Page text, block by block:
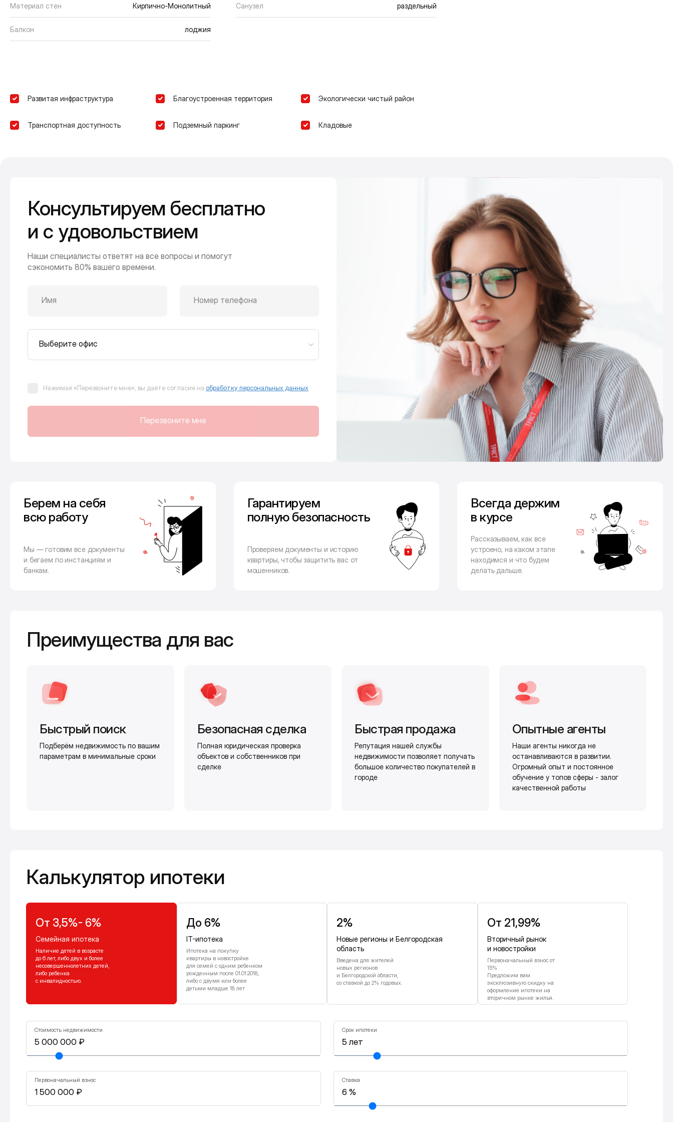
Материал стен Кирпично-Монолитный Санузел раздельный
Балкон лоджия
Развитая инфраструктура Благоустроенная территория Экологически чистый район
Транспортная доступность Подземный паркинг Кладовые
Консультируем бесплатно
и с удовольствием
Наши специалисты ответят на все вопросы и помогут
сэкономить 80% вашего времени.
Имя Номер телефона
Выберите офис
Нажимая «Перезвоните мне», вы даёте согласие на обработку персональных данных
Перезвоните мне
Берем на себя
всю работу
Мы — готовим все документы
и бегаем по инстанциям и
банкам.
Гарантируем
полную безопасность
Проверяем документы и историю
квартиры, чтобы защитить вас от
мошенников.
Всегда держим
в курсе
Рассказываем, как все
устроено, на каком этапе
находимся и что будем
делать дальше.
Преимущества для вас
Быстрый поиск
Подберём недвижимость по вашим
параметрам в минимальные сроки
Безопасная сделка
Полная юридическая проверка
объектов и собственников при
сделке
Быстрая продажа
Репутация нашей службы
недвижимости позволяет получать
большое количество покупателей в
городе
Опытные агенты
Наши агенты никогда не
останавливаются в развитии.
Огромный опыт и постоянное
обучение у топов сферы - залог
качественной работы
Калькулятор ипотеки
От 3,5%- 6%
Семейная ипотека
Наличие детей в возрасте
до 6 лет, либо двух и более
несовершеннолетних детей,
либо ребенка
с инвалидностью.
До 6%
IT-ипотека
Ипотека на покупку
квартиры в новостройке
для семей с одним ребенком
рожденным после 01.01.2018,
либо с двумя или более
детьми младше 18 лет
2%
Новые регионы и Белгородская
область
Введена для жителей
новых регионов
и Белгородской области,
со ставкой до 2% годовых.
От 21,99%
Вторичный рынок
и новостройки
Первоначальный взнос от
15%
Предложим вам
эксклюзивную скидку на
оформление ипотеки на
вторичном рынке жилья.
Стоимость недвижимости Срок ипотеки
Первоначальный взнос Ставка